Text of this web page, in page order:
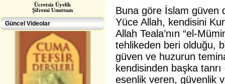
Ücretsiz Üyelik
Şifremi Unuttum
Güncel Videolar
Eğitimcilere ÖZEL
Buna göre İslam güven
Yüce Allah, kendisini
Allah Teala’nın “el-
tehlikeden beri olduğu,
güven ve huzurun
kendisinden başka
esenlik veren, güvenlik